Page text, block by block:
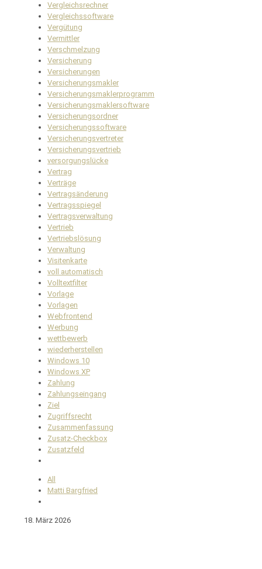
Vergleichsrechner
Vergleichssoftware
Vergütung
Vermittler
Verschmelzung
Versicherung
Versicherungen
Versicherungsmakler
Versicherungsmaklerprogramm
Versicherungsmaklersoftware
Versicherungsordner
Versicherungssoftware
Versicherungsvertreter
Versicherungsvertrieb
versorgungslücke
Vertrag
Verträge
Vertragsänderung
Vertragsspiegel
Vertragsverwaltung
Vertrieb
Vertriebslösung
Verwaltung
Visitenkarte
voll automatisch
Volltextfilter
Vorlage
Vorlagen
Webfrontend
Werbung
wettbewerb
wiederherstellen
Windows 10
Windows XP
Zahlung
Zahlungseingang
Ziel
Zugriffsrecht
Zusammenfassung
Zusatz-Checkbox
Zusatzfeld
All
Matti Bargfried
18. März 2026